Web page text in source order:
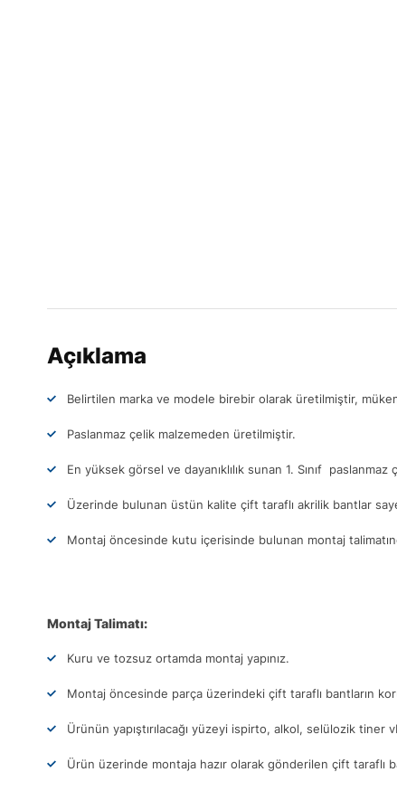
Açıklama
Belirtilen marka ve modele birebir olarak üretilmiştir,
Paslanmaz çelik malzemeden üretilmiştir.
En yüksek görsel ve dayanıklılık sunan 1. Sınıf
Üzerinde bulunan üstün kalite çift taraflı akrilik bantlar
Montaj öncesinde kutu içerisinde bulunan montaj
Montaj Talimatı:
Kuru ve tozsuz ortamda montaj yapınız.
Montaj öncesinde parça üzerindeki çift taraflı bantların
Ürünün yapıştırılacağı yüzeyi ispirto, alkol, selülozik
Ürün üzerinde montaja hazır olarak gönderilen çift taraflı